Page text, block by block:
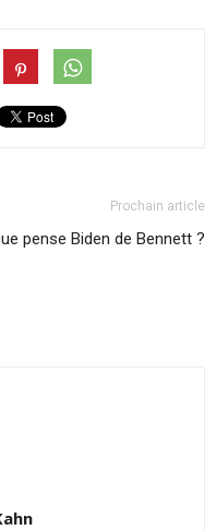
Prochain article
pense Biden de Bennett ?